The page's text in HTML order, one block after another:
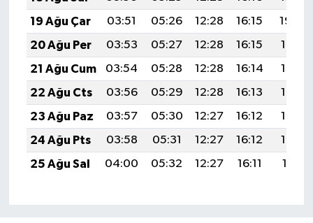
19 Ağu Çar
03:51 05:26 12:28 16:15
19:20
20 Ağu Per
03:53 05:27 12:28 16:15
19:19
21 Ağu Cum
03:54 05:28 12:28 16:14
19:17
22 Ağu Cts
03:56 05:29 12:28 16:13
19:16
23 Ağu Paz
03:57 05:30 12:27 16:12
19:14
24 Ağu Pts
03:58 05:31 12:27 16:12
19:13
25 Ağu Sal
04:00 05:32 12:27 16:11 19:11